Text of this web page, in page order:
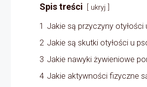
Spis treści ukryj
1 Jakie są przyczyny otyłości
2 Jakie są skutki otyłości u
3 Jakie nawyki żywieniowe
4 Jakie aktywności fizyczne